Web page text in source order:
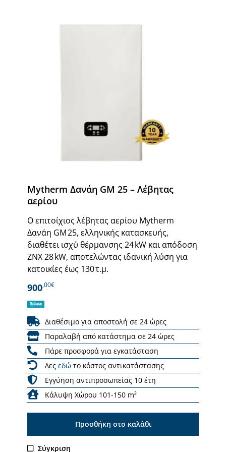
Mytherm Δανάη GM 25 – Λέβητας
αερίου
Ο επιτοίχιος λέβητας αερίου Mytherm
Δανάη GM 25, ελληνικής κατασκευής,
διαθέτει ισχύ θέρμανσης 24 kW και απόδοση
ΖΝΧ 28 kW, αποτελώντας ιδανική λύση για
κατοικίες έως 130 τ.μ.
900,00€
Διαθέσιμο για αποστολή σε 24 ώρες
Παραλαβή από κατάστημα σε 24 ώρες
Πάρε προσφορά για εγκατάσταση
Δες εδώ το κόστος αντικατάστασης
Εγγύηση αντιπροσωπείας 10 έτη
Κάλυψη Χώρου 101-150 m²
Προσθήκη στο καλάθι
Σύγκριση